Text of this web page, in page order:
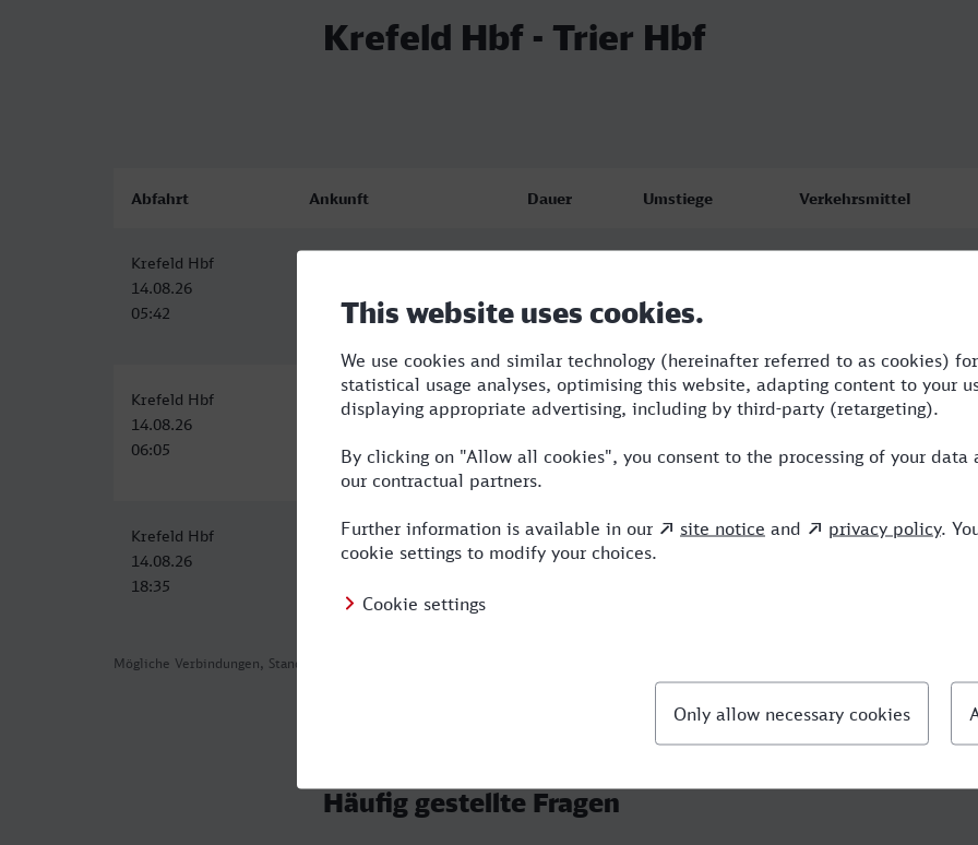
Krefeld Hbf - Trier Hbf
Mögliche Verbindungen, Stand: 2026-07-31 01:28
Abfahrt Ankunft Dauer Umstiege Verkehrsmittel
Krefeld Hbf
14.08.26
05:42
09:30
Krefeld Hbf
14.08.26
06:05
Trier Hbf
14.08.26
10:27
4:22 RE,TRI,NX
Krefeld Hbf
14.08.26
18:35
Trier Hbf (Bus)
14.08.26
4:04 2 BUS,NX
Häufig gestellte Fragen